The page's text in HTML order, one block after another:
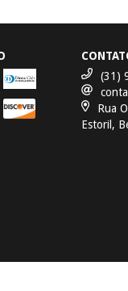
(31)
Rua
Estoril,